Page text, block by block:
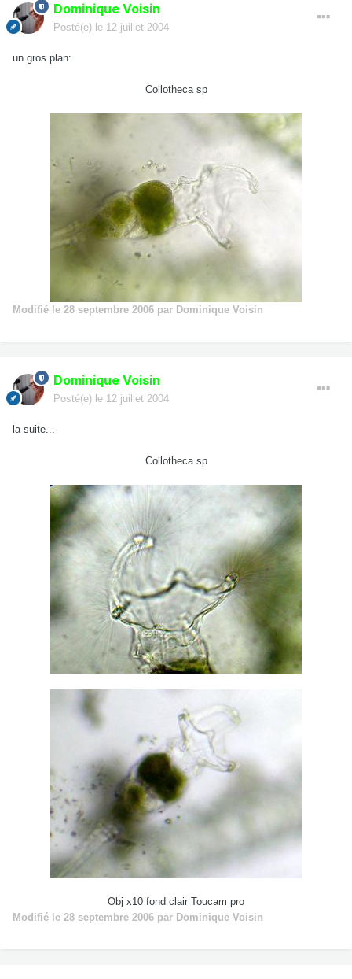
Dominique Voisin
Posté(e) le 12 juillet 2004
un gros plan:
Collotheca sp
Modifié le 28 septembre 2006 par Dominique Voisin
Dominique Voisin
Posté(e) le 12 juillet 2004
la suite...
Collotheca sp
Obj x10 fond clair Toucam pro
Modifié le 28 septembre 2006 par Dominique Voisin